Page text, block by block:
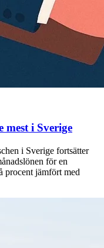
i Sverige
i Sverige fortsätter
för en
procent jämfört med